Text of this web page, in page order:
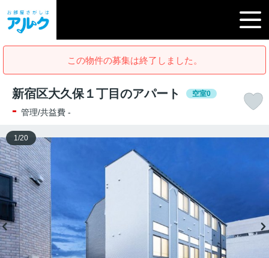
この物件の募集は終了しました。
新宿区大久保１丁目のアパート 空室0
- 管理/共益費 -
1 /20